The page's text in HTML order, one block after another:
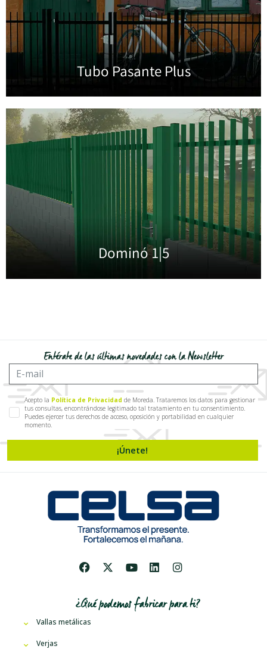
Tubo Pasante Plus
Dominó 1|5
Entérate de las últimas novedades con la Newsletter
Acepto la Política de Privacidad de Moreda. Trataremos los datos para gestionar
tus consultas, encontrándose legitimado tal tratamiento en tu consentimiento.
Puedes ejercer tus derechos de acceso, oposición y portabilidad en cualquier
momento.
¡Únete!
¿Qué podemos fabricar para ti?
Vallas metálicas
Verjas